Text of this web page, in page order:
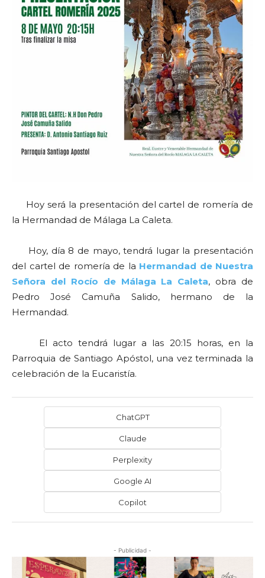
Hoy será la presentación del cartel de romería de
la Hermandad de Málaga La Caleta.
Hoy, día 8 de mayo, tendrá lugar la presentación
del cartel de romería de la Hermandad de Nuestra
Señora del Rocío de Málaga La Caleta, obra de
Pedro José Camuña Salido, hermano de la
Hermandad.
El acto tendrá lugar a las 20:15 horas, en la
Parroquia de Santiago Apóstol, una vez terminada la
celebración de la Eucaristía.
ChatGPT
Claude
Perplexity
Google AI
Copilot
- Publicidad -